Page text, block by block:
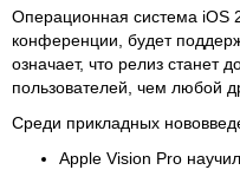
Операционная система iOS
конференции, будет
означает, что релиз станет
пользователей, чем любой
Среди прикладных
Apple Vision Pro